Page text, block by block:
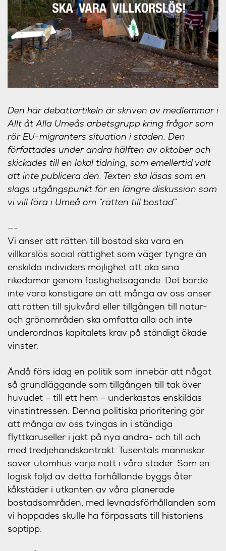
Den här debattartikeln är skriven av medlemmar i
Allt åt Alla Umeås arbetsgrupp kring frågor som
rör EU-migranters situation i staden. Den
författades under andra hälften av oktober och
skickades till en lokal tidning, som emellertid valt
att inte publicera den. Texten ska läsas som en
slags utgångspunkt för en längre diskussion som
vi vill föra i Umeå om ”rätten till bostad”.
—-
Vi anser att rätten till bostad ska vara en
villkorslös social rättighet som väger tyngre än
enskilda individers möjlighet att öka sina
rikedomar genom fastighetsägande. Det borde
inte vara konstigare än att många av oss anser
att rätten till sjukvård eller tillgången till natur-
och grönområden ska omfatta alla och inte
underordnas kapitalets krav på ständigt ökade
vinster.
Ändå förs idag en politik som innebär att något
så grundläggande som tillgången till tak över
huvudet – till ett hem – underkastas enskildas
vinstintressen. Denna politiska prioritering gör
att många av oss tvingas in i ständiga
flyttkaruseller i jakt på nya andra- och till och
med tredjehandskontrakt. Tusentals människor
sover utomhus varje natt i våra städer. Som en
logisk följd av detta förhållande byggs åter
kåkstäder i utkanten av våra planerade
bostadsområden, med levnadsförhållanden som
vi hoppades skulle ha förpassats till historiens
soptipp.